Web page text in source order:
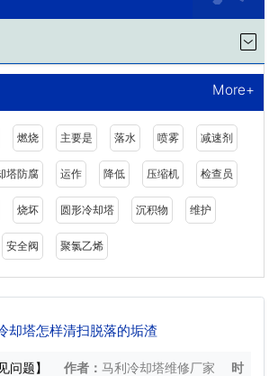
More+
燃烧 主要是 落水 喷雾 减速剂
塔防腐 运作 降低 压缩机 检查员
烧坏 圆形冷却塔 沉积物 维护
安全阀 聚氯乙烯
却塔怎样清扫脱落的垢渣
问题】 作者： 马利冷却塔维修厂家
时